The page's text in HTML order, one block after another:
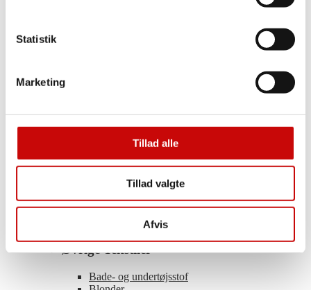
Statistik
Marketing
Tillad alle
Tillad valgte
Afvis
Viscose
Coated Bomuld
Ramie
Øvrige Tekstiler
Bade- og undertøjsstof